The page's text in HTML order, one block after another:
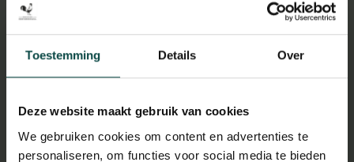
Toestemming Details Over
Deze website maakt gebruik van cookies
We gebruiken cookies om content en advertenties te
personaliseren, om functies voor social media te bieden
NIEUWS & INTERESSANTE ARTIKELEN
Wat gebeurt er allemaal in
Hoenderdaell